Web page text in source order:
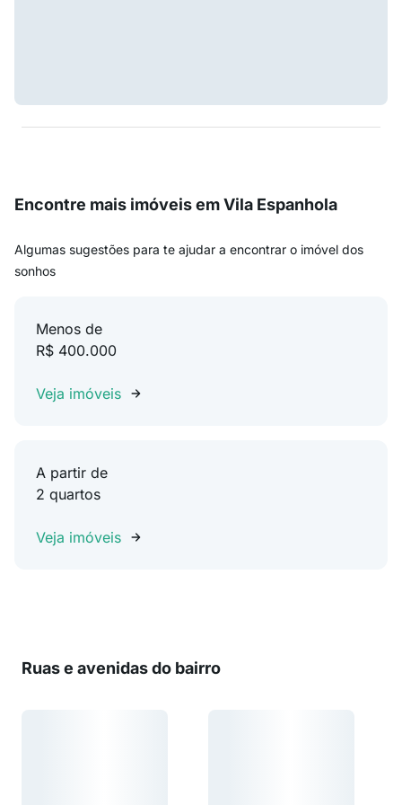
Encontre mais imóveis em Vila Espanhola
Algumas sugestões para te ajudar a encontrar o imóvel dos
sonhos
Menos de
R$ 400.000
Veja imóveis
A partir de
2 quartos
Veja imóveis
Ruas e avenidas do bairro